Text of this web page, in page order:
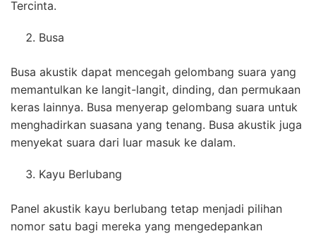
Tercinta.
Busa
Busa akustik dapat mencegah gelombang suara yang
memantulkan ke langit-langit, dinding, dan permukaan
keras lainnya. Busa menyerap gelombang suara untuk
menghadirkan suasana yang tenang. Busa akustik juga
menyekat suara dari luar masuk ke dalam.
Kayu Berlubang
Panel akustik kayu berlubang tetap menjadi pilihan
nomor satu bagi mereka yang mengedepankan